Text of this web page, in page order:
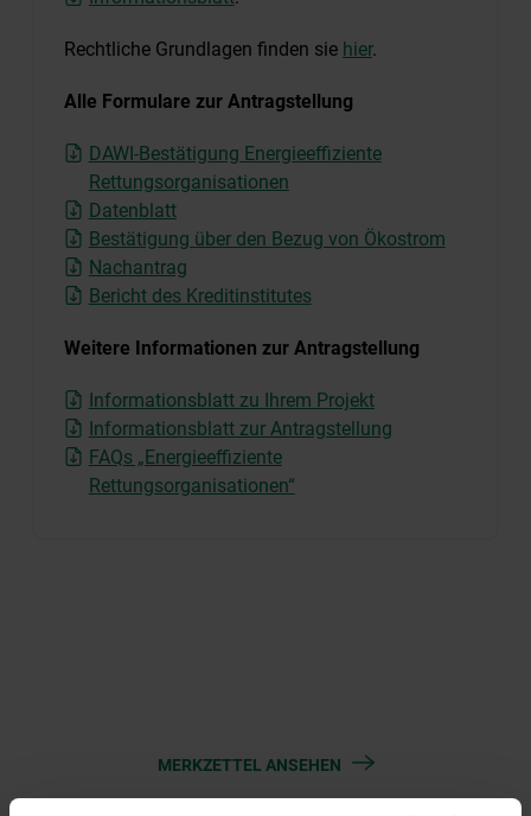
Rechtliche Grundlagen finden sie hier.
Alle Formulare zur Antragstellung
DAWI-Bestätigung Energieeffiziente
Rettungsorganisationen
Datenblatt
Bestätigung über den Bezug von Ökostrom
Nachantrag
Bericht des Kreditinstitutes
Weitere Informationen zur Antragstellung
Informationsblatt zu Ihrem Projekt
Informationsblatt zur Antragstellung
FAQs „Energieeffiziente
Rettungsorganisationen“
MERKZETTEL ANSEHEN